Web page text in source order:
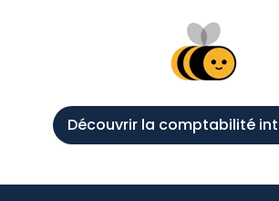
Découvrir la comptabilité